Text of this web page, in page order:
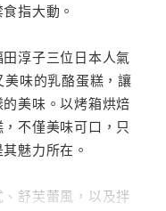
指大動。
淳子三位日本人氣
味的乳酪蛋糕，讓
美味。以烤箱烘焙
不僅美味可口，只
魅力所在。
舒芙蕾風，以及拌